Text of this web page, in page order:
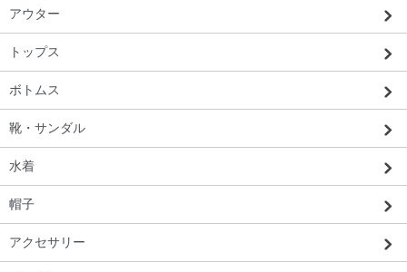
アウター
トップス
ボトムス
靴・サンダル
水着
帽子
アクセサリー